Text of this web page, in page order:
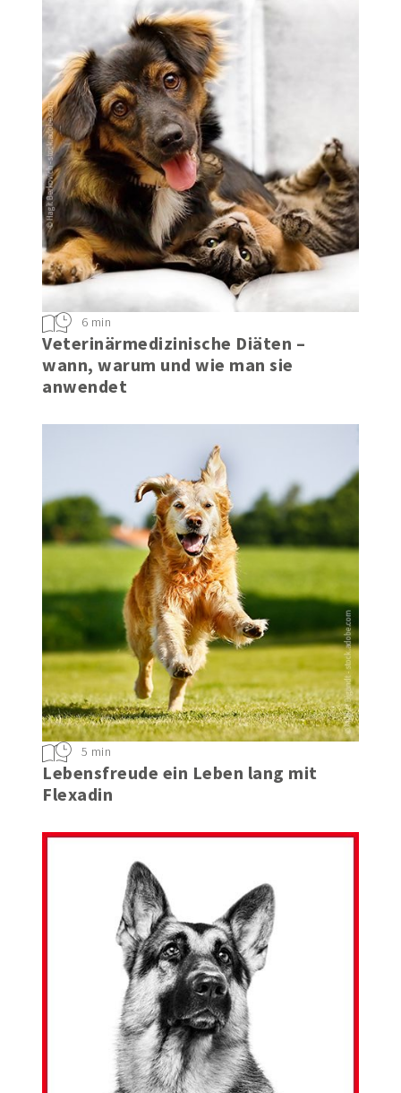
Veterinärmedizinische Diäten –
wann, warum und wie man sie
anwendet
6 min
Lebensfreude ein Leben lang mit
Flexadin
5 min